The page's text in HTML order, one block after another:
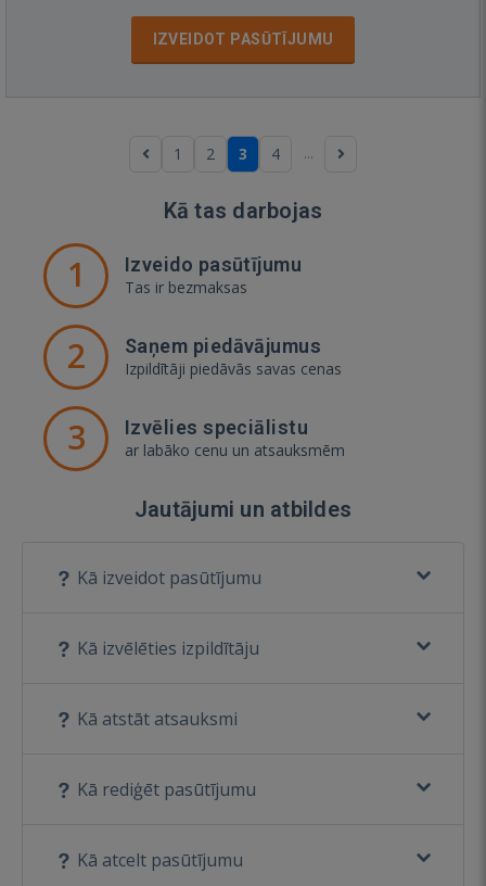
IZVEIDOT PASŪTĪJUMU
1 2 3 4 ...
Kā tas darbojas
1 Izveido pasūtījumu
Tas ir bezmaksas
2 Saņem piedāvājumus
Izpildītāji piedāvās savas cenas
3 Izvēlies speciālistu
ar labāko cenu un atsauksmēm
Jautājumi un atbildes
Kā izveidot pasūtījumu
Kā izvēlēties izpildītāju
Kā atstāt atsauksmi
Kā rediģēt pasūtījumu
Kā atcelt pasūtījumu